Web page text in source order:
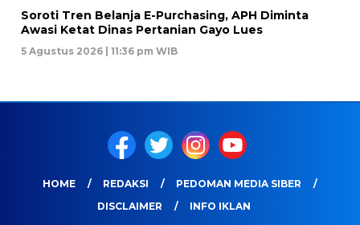
Soroti Tren Belanja E-Purchasing, APH Diminta
Awasi Ketat Dinas Pertanian Gayo Lues
5 Agustus 2026 | 11:36 pm WIB
HOME REDAKSI
PEDOMAN MEDIA SIBER
DISCLAIMER
INFO IKLAN